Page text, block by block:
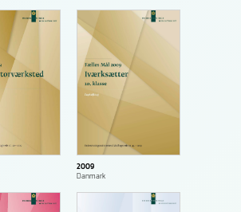
2009
Danmark